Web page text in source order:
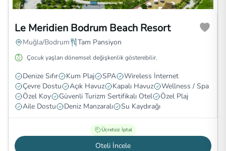
Le Meridien Bodrum Beach Resort
Muğla/Bodrum Tam Pansiyon
Çocuk yaşları dönemsel değişkenlik gösterebilir.
Denize Sıfır Kum Plaj SPA
Wireless İnternet
Çevre Dostu
Açık Havuz Kapalı Havuz
Wellness / Spa
Özel Koy
Güvenli Turizm Sertifikalı Otel
Özel Plaj
Aile Dostu
Deniz Manzaralı Su Kaydırağı
Ücretsiz İptal
Oteli İncele